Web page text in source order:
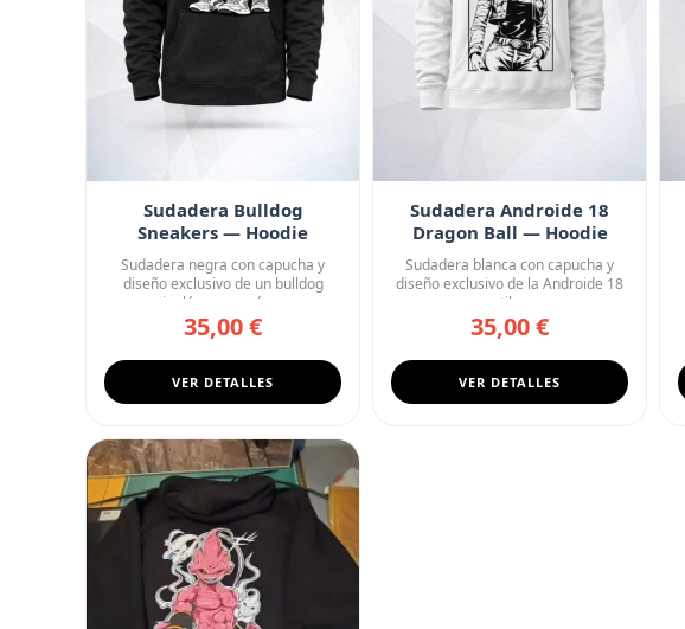
Sudadera Bulldog
Sneakers — Hoodie
Sudadera negra con capucha y
diseño exclusivo de un bulldog
inglés con arnés ...
35,00 €
VER DETALLES
Sudadera Androide 18
Dragon Ball — Hoodie
Premium
Sudadera blanca con capucha y
diseño exclusivo de la Androide 18
en estilo ma...
35,00 €
VER DETALLES